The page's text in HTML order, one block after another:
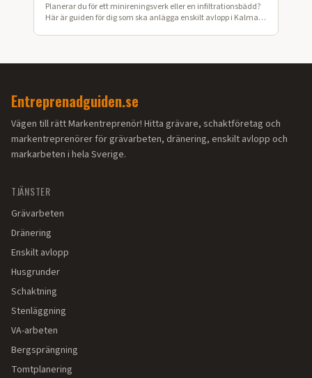
Planerar du för ett minireningsverk eller en infiltrationsbädd?
Här är guiden för dig som ska anlägga enskilt avlopp i Kalmar
Entreprenadguiden.se
Vägen till rätt Markentreprenör! Hitta grävare, schaktföretag och
markentreprenörer för grävarbeten, dränering, enskilt avlopp och
markarbeten i hela Sverige.
TJÄNSTER
Grävarbeten
Dränering
Enskilt avlopp
Husgrunder
Schaktning
Stenläggning
VA-arbeten
Bergsprängning
Tomtplanering